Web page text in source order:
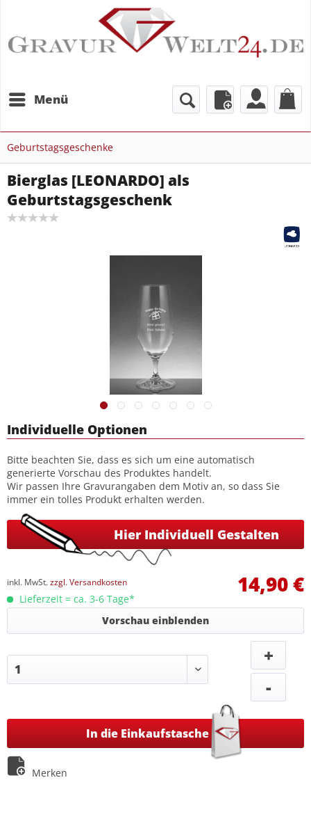
Menü
Geburtstagsgeschenke
Bierglas [LEONARDO] als
Geburtstagsgeschenk
Individuelle Optionen
Bitte beachten Sie, dass es sich um eine automatisch
generierte Vorschau des Produktes handelt.
Wir passen Ihre Gravurangaben dem Motiv an, so dass Sie
immer ein tolles Produkt erhalten werden.
Hier Individuell Gestalten
14,90 €
inkl. MwSt.zzgl. Versandkosten
Lieferzeit = ca. 3-6 Tage*
Vorschau einblenden
+
-
In die Einkaufstasche
Merken